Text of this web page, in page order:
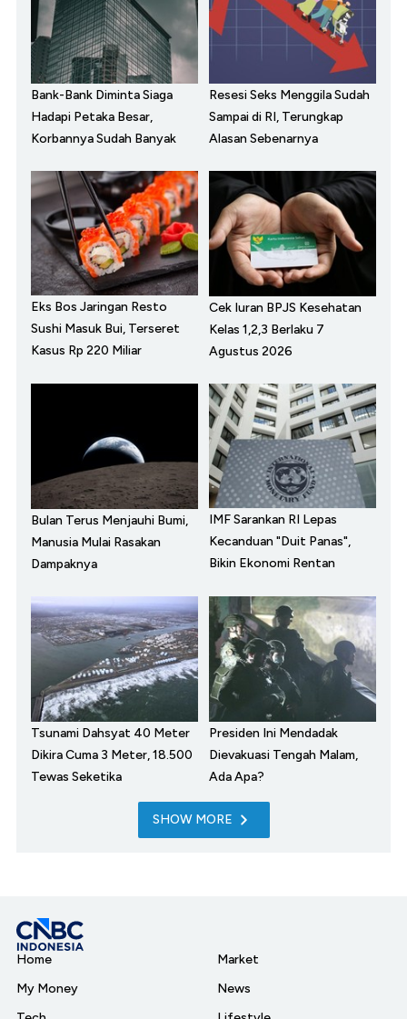
Bank-Bank Diminta Siaga
Hadapi Petaka Besar,
Korbannya Sudah Banyak
Resesi Seks Menggila Sudah
Sampai di RI, Terungkap
Alasan Sebenarnya
Eks Bos Jaringan Resto
Sushi Masuk Bui, Terseret
Kasus Rp 220 Miliar
Cek Iuran BPJS Kesehatan
Kelas 1,2,3 Berlaku 7
Agustus 2026
Bulan Terus Menjauhi Bumi,
Manusia Mulai Rasakan
Dampaknya
IMF Sarankan RI Lepas
Kecanduan "Duit Panas",
Bikin Ekonomi Rentan
Tsunami Dahsyat 40 Meter
Dikira Cuma 3 Meter, 18.500
Tewas Seketika
Presiden Ini Mendadak
Dievakuasi Tengah Malam,
Ada Apa?
SHOW MORE
Home
My Money
Market
News